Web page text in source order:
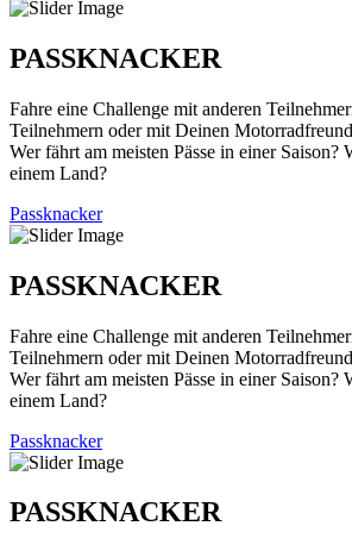
PASSKNACKER
Fahre eine Challenge mit anderen
Teilnehmern oder mit Deinen
Wer fährt am meisten Pässe in einer Saison?
einem Land?
Passknacker
PASSKNACKER
Fahre eine Challenge mit anderen
Teilnehmern oder mit Deinen
Wer fährt am meisten Pässe in einer Saison?
einem Land?
Passknacker
PASSKNACKER